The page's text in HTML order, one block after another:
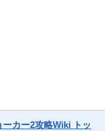
ーカー2攻略Wiki トッ